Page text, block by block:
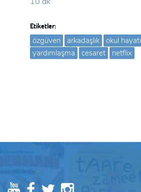
Etiketler:
özgüven arkadaşlık okul hayatı
yardımlaşma
cesaret netflix